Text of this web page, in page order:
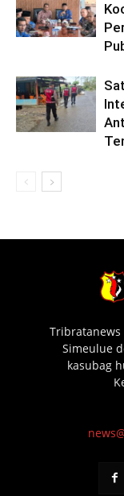
Tribratanews
Simeulue
kasubag